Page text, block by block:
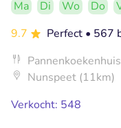
Ma Di Wo Do
9.7
Perfect • 567
Nunspeet (11km)
Verkocht: 548